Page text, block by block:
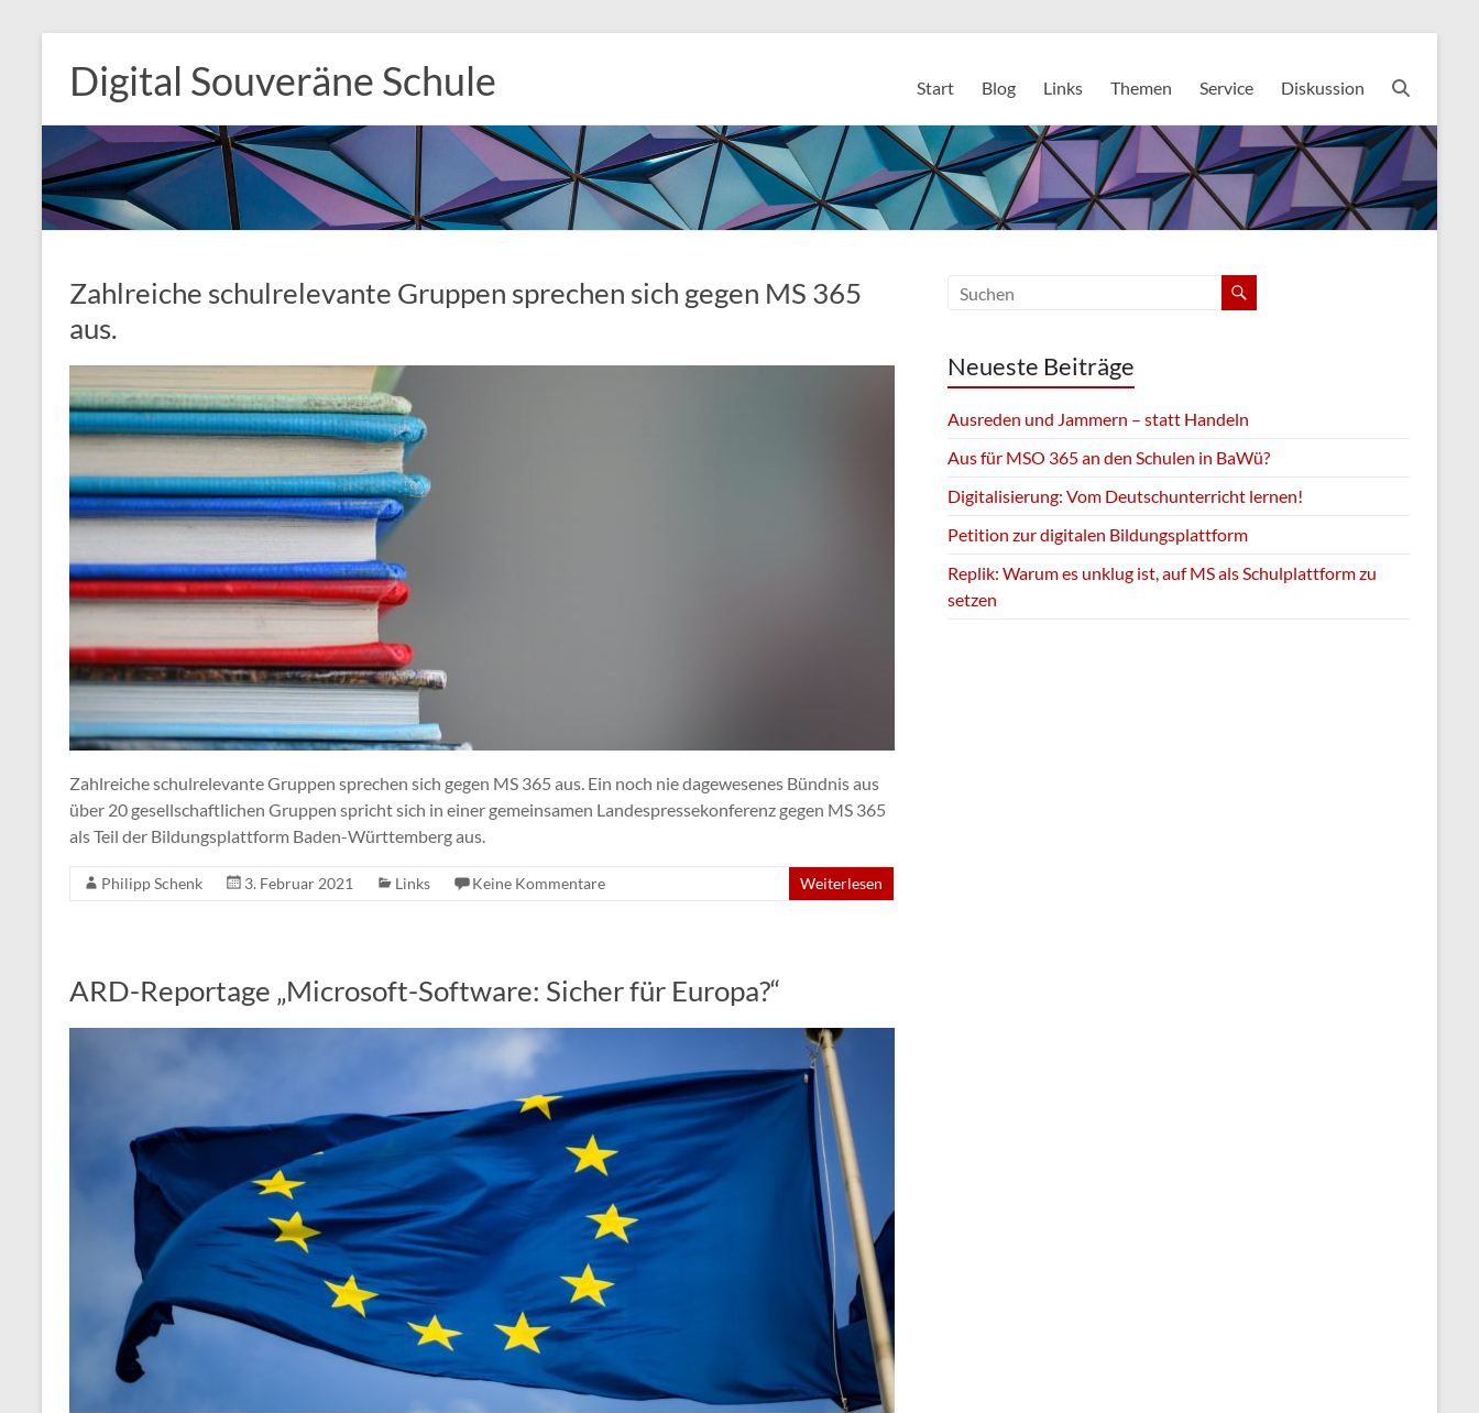
Inhalt
springenDigital Souveräne Schule Start Blog Links Themen Service Diskussion
Zahlreiche schulrelevante Gruppen sprechen sich gegen MS 365
aus.
Zahlreiche schulrelevante Gruppen sprechen sich gegen MS 365 aus. Ein noch nie dagewesenes Bündnis aus
über 20 gesellschaftlichen Gruppen spricht sich in einer gemeinsamen Landespressekonferenz gegen MS 365
als Teil der Bildungsplattform Baden-Württemberg aus.
Philipp Schenk 3. Februar 2021 Links Keine Kommentare Weiterlesen
ARD-Reportage „Microsoft-Software: Sicher für Europa?“
Neueste Beiträge
Ausreden und Jammern – statt Handeln
Aus für MSO 365 an den Schulen in BaWü?
Digitalisierung: Vom Deutschunterricht lernen!
Petition zur digitalen Bildungsplattform
Replik: Warum es unklug ist, auf MS als Schulplattform zu
setzen